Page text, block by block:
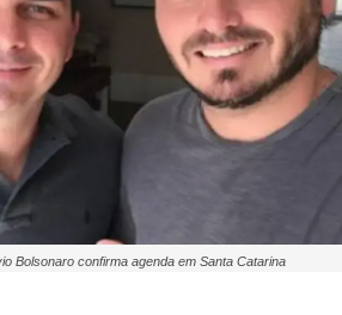
Bolsonaro confirma agenda em Santa Catarina